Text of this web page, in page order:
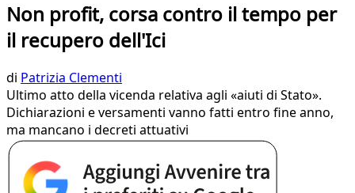
Non profit, corsa contro il tempo per
il recupero dell'Ici
di Patrizia Clementi
Ultimo atto della vicenda relativa agli «aiuti di Stato».
Dichiarazioni e versamenti vanno fatti entro fine anno,
ma mancano i decreti attuativi